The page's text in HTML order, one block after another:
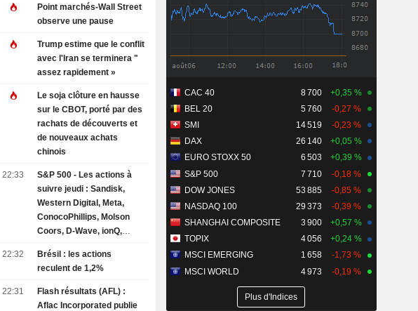
Point marchés-Wall Street
observe une pause
Trump estime que le conflit
avec l'Iran se terminera "
assez rapidement »
Le soja clôture en hausse
sur le CBOT, porté par des
rachats de découverts et
de nouveaux achats
chinois
22:33
S&P 500 - Les actions à
suivre jeudi : Sandisk,
Western Digital, Meta,
ConocoPhillips, Molson
Coors, D-Wave, ionQ,
22:32
Brésil : les actions
reculent de 1,2%
22:31
Flash résultats (AFL) :
Aflac Incorporated publie
CAC 40 8 700
+0,35 %
BEL 20
5 760
-0,27 %
SMI
14 519
-0,23 %
DAX
26 140
+0,05 %
EURO STOXX 50
6 503
+0,39 %
S&P 500
7 710
-0,18 %
DOW JONES
53 885
-0,85 %
NASDAQ 100
29 373
-0,39 %
SHANGHAI COMPOSITE
3 900
+0,57 %
TOPIX
4 056
+0,24 %
MSCI EMERGING
1 658
-1,73 %
MSCI WORLD
4 973 -0,19 %
Plus d'Indices